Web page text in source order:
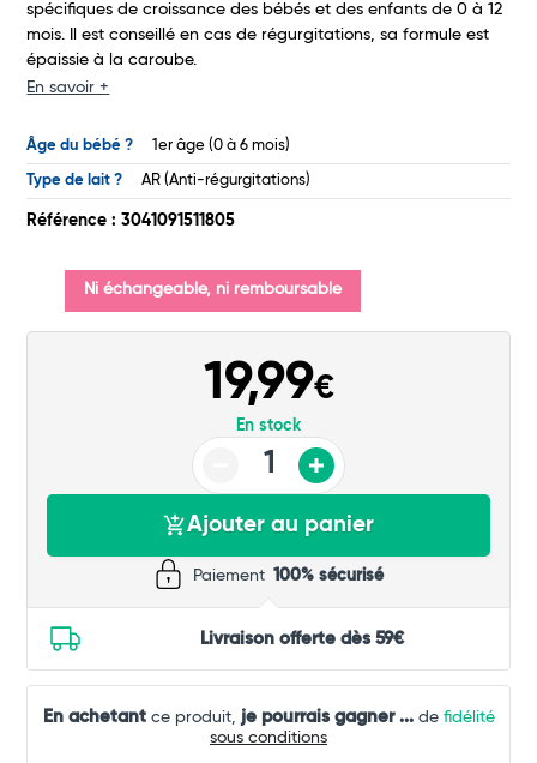
Total
spécifiques de croissance des bébés et des enfants de 0 à 12
mois. Il est conseillé en cas de régurgitations, sa formule est
épaissie à la caroube.
En savoir +
Âge du bébé ? 1er âge (0 à 6 mois)
Type de lait ? AR (Anti-régurgitations)
Référence : 3041091511805
Ni échangeable, ni remboursable
19,99€
En stock
Ajouter au panier
Paiement 100% sécurisé
Livraison offerte dès 59€
En achetantce produit, je pourrais gagner ...de fidélité
sous conditions